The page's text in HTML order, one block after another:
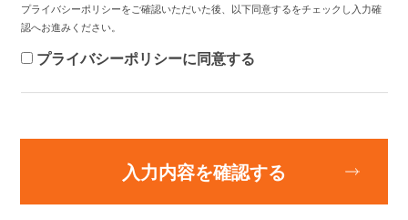
プライバシーポリシーをご確認いただいた後、以下同意するをチェックし入力確
認へお進みください。
プライバシーポリシーに同意する
入力内容を確認する